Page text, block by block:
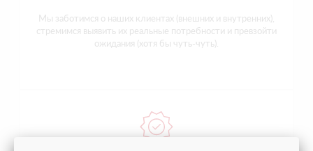
Мы заботимся о наших клиентах (внешних и внутренних),
стремимся выявить их реальные потребности и превзойти
ожидания (хотя бы чуть-чуть).